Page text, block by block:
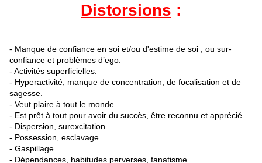
Distorsions :
- Manque de confiance en soi et/ou d'estime de soi ; ou sur-
confiance et problèmes d’ego.
- Activités superficielles.
- Hyperactivité, manque de concentration, de focalisation et de
sagesse.
- Veut plaire à tout le monde.
- Est prêt à tout pour avoir du succès, être reconnu et apprécié.
- Dispersion, surexcitation.
- Possession, esclavage.
- Gaspillage.
- Dépendances, habitudes perverses, fanatisme.